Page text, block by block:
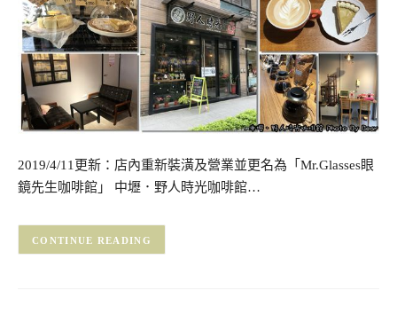
2019/4/11更新：店內重新裝潢及營業並更名為「Mr.Glasses眼
鏡先生咖啡館」 中壢．野人時光咖啡館…
CONTINUE READING